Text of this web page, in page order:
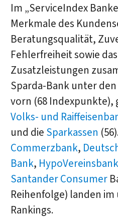
Im „ServiceIndex
Merkmale des
Beratungsqualität,
Fehlerfreiheit sowie
Zusatzleistungen
Sparda-Bank unter
vorn (68 Indexpunkte),
Volks- und
und die Sparkassen
Commerzbank,
Bank, HypoVereinsbank
Santander Consumer
Reihenfolge) landen
Rankings.